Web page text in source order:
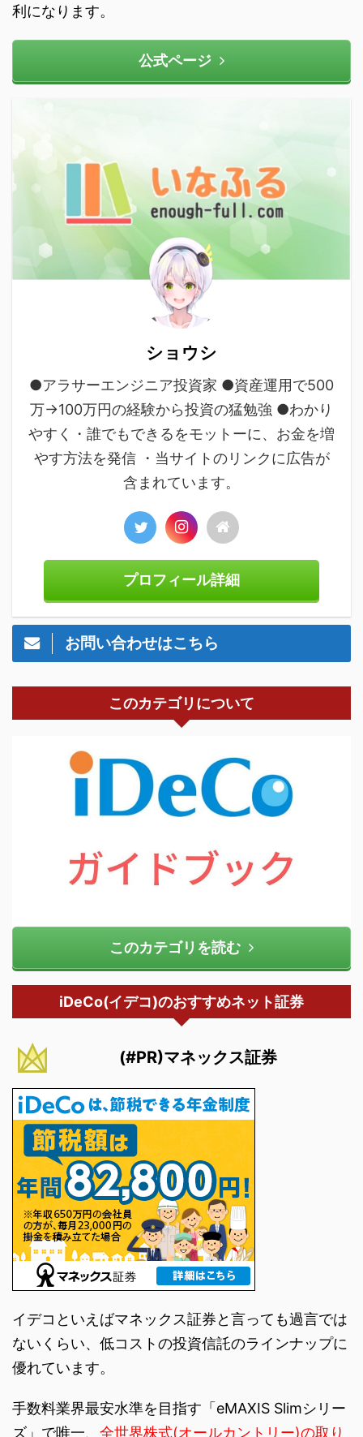
利になります。
公式ページ
ショウシ
●アラサーエンジニア投資家 ●資産運用で500
万→100万円の経験から投資の猛勉強 ●わかり
やすく・誰でもできるをモットーに、お金を増
やす方法を発信 ・当サイトのリンクに広告が
含まれています。
プロフィール詳細
お問い合わせはこちら
このカテゴリについて
このカテゴリを読む
iDeCo(イデコ)のおすすめネット証券
(#PR)マネックス証券
イデコといえばマネックス証券と言っても過言では
ないくらい、低コストの投資信託のラインナップに
優れています。
手数料業界最安水準を目指す「eMAXIS Slimシリー
ズ」で唯一、 全世界株式(オールカントリー)の取り